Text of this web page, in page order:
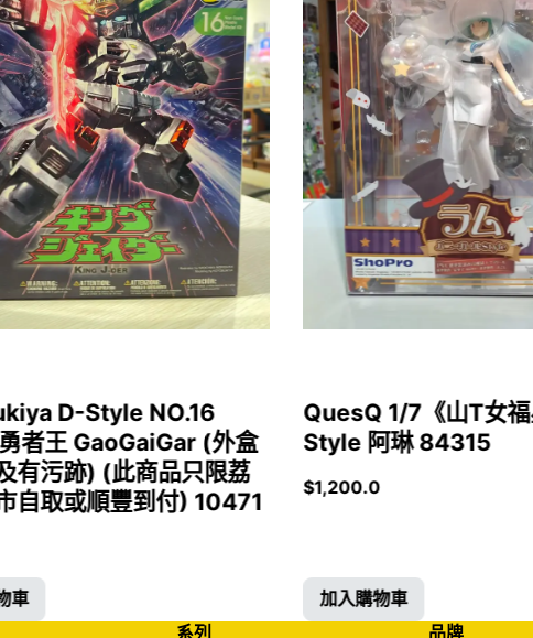
D-Style NO.16
者王 GaoGaiGar (外盒
有污跡) (此商品只限荔
自取或順豐到付) 10471
車
QuesQ 1/7《山T女
Style 阿琳 84315
$1,200.0
加入購物車
系列 品牌